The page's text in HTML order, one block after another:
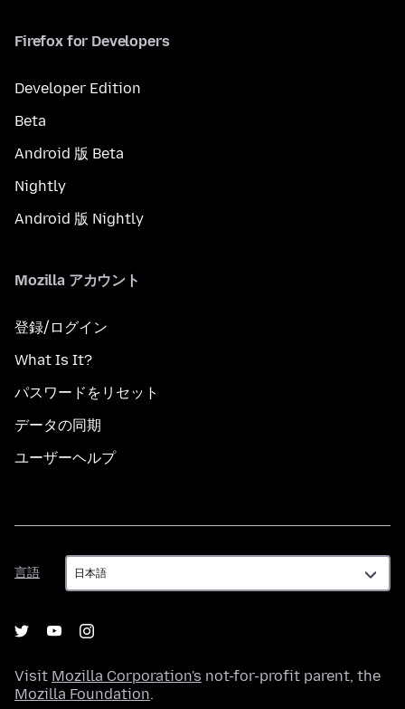
Firefox for Developers
Developer Edition
Beta
Android 版 Beta
Nightly
Android 版 Nightly
Mozilla アカウント
登録/ログイン
What Is It?
パスワードをリセット
データの同期
ユーザーヘルプ
言語
言
語
Visit Mozilla Corporation's not-for-profit parent, the
Mozilla Foundation.